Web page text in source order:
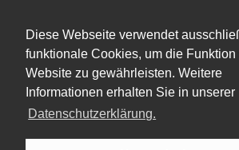
Diese Webseite verwendet
funktionale Cookies, um die Funktion
Website zu gewährleisten. Weitere
Informationen erhalten Sie in unserer
Datenschutzerklärung.